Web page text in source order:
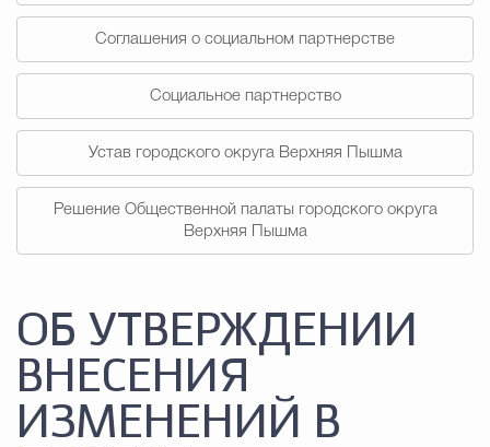
Государственные организации
Соглашения о социальном партнерстве
Социальное партнерство
Устав городского округа Верхняя Пышма
Решение Общественной палаты городского округа
Верхняя Пышма
ОБ УТВЕРЖДЕНИИ
ВНЕСЕНИЯ
ИЗМЕНЕНИЙ В